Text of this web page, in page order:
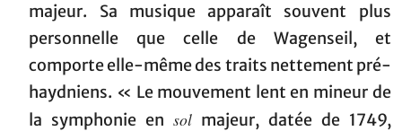
majeur. Sa musique apparaît souvent plus
personnelle que celle de Wagenseil, et
comporte elle-même des traits nettement pré-
haydniens. « Le mouvement lent en mineur de
la symphonie ensol majeur, datée de 1749,